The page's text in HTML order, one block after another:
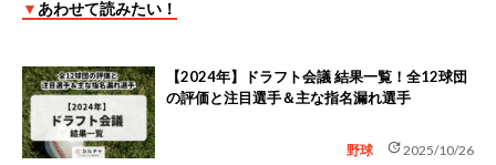
▼ あわせて読みたい！
【2024年】ドラフト会議 結果一覧！全12球団
の評価と注目選手＆主な指名漏れ選手
野球 update2025/10/26